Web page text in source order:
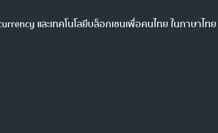
และเทคโนโลยีบล็อกเชนเพื่อคนไทย ในภาษาไ